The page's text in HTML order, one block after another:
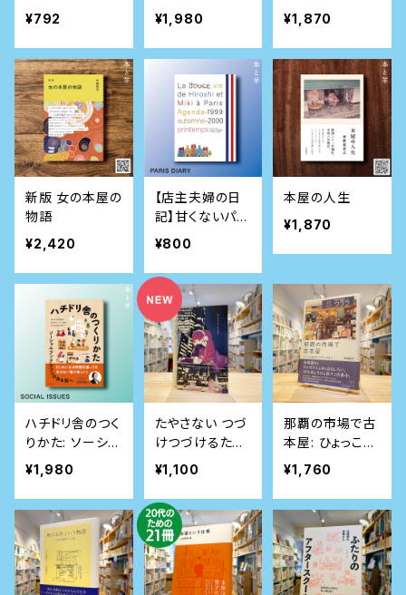
クス)
¥792
¥1,980
¥1,870
新版 女の本屋の
物語
¥2,420
【店主夫婦の日
記】甘くないパリ
生活日記 1999
¥800
本屋の人生
¥1,870
ハチドリ舎のつく
りかた: ソーシャ
ルブックカフェの
ある街へ
¥1,980
たやさない つづ
けつづけるため
のマガジン Vol.
04
¥1,100
那覇の市場で古
本屋: ひょっこり
始めた〈ウララ〉
の日々
¥1,760